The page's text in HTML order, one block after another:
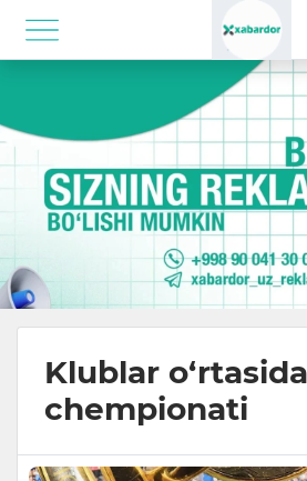
Klublar
chempionati